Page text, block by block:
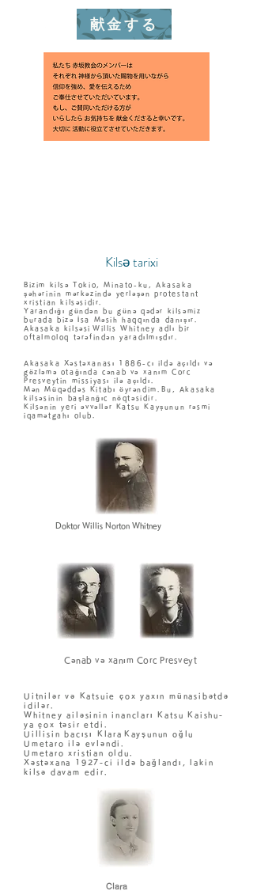
献金する
​Kilsə tarixi
Bizim kilsə Tokio, Minato-ku, Akasaka
şəhərinin mərkəzində yerləşən protestant
xristian kilsəsidir.
Yarandığı gündən bu günə qədər kilsəmiz
burada bizə İsa Məsih haqqında danışır.
Akasaka kilsəsi Willis Whitney adlı bir
oftalmoloq tərəfindən yaradılmışdır.
Akasaka Xəstəxanası 1886-cı ildə açıldı və
gözləmə otağında cənab və xanım Corc
Presveytin missiyası ilə açıldı.
Mən Müqəddəs Kitabı öyrəndim.
Bu, Akasaka
kilsəsinin başlanğıc nöqtəsidir.
Kilsənin yeri əvvəllər Katsu Kayşunun rəsmi
iqamətgahı olub.
Doktor Willis Norton Whitney
Cənab və xanım Corc Presveyt
Uitnilər və Katsuie çox yaxın münasibətdə
idilər.
Whitney ailəsinin inancları Katsu Kaishu-
ya çox təsir etdi.
Uillisin bacısı Klara
Kayşunun oğlu
Umetaro ilə evləndi.
Umetaro xristian oldu.
Xəstəxana 1927-ci ildə bağlandı, lakin
kilsə davam edir.
Clara